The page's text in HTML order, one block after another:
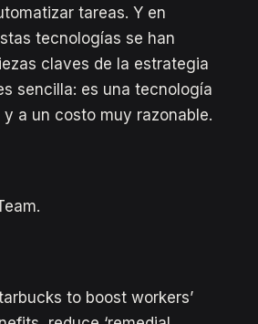
tareas. Y en
tecnologías se han
claves de la estrategia
sencilla: es una tecnología
a un costo muy razonable.
to boost workers’